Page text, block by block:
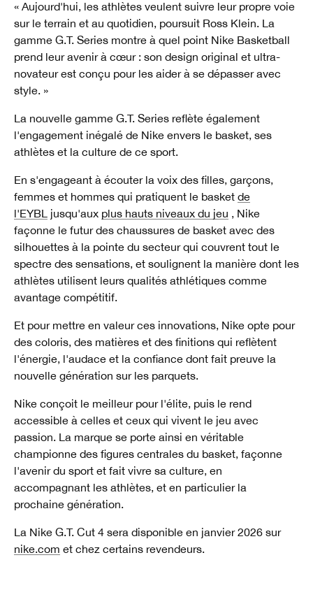
« Aujourd'hui, les athlètes veulent suivre leur propre voie
sur le terrain et au quotidien, poursuit Ross Klein. La
gamme G.T. Series montre à quel point Nike Basketball
prend leur avenir à cœur : son design original et ultra-
novateur est conçu pour les aider à se dépasser avec
style. »
La nouvelle gamme G.T. Series reflète également
l'engagement inégalé de Nike envers le basket, ses
athlètes et la culture de ce sport.
En s'engageant à écouter la voix des filles, garçons,
femmes et hommes qui pratiquent le basket de
l'EYBL
jusqu'aux plus hauts niveaux du jeu , Nike
façonne le futur des chaussures de basket avec des
silhouettes à la pointe du secteur qui couvrent tout le
spectre des sensations, et soulignent la manière dont les
athlètes utilisent leurs qualités athlétiques comme
avantage compétitif.
Et pour mettre en valeur ces innovations, Nike opte pour
des coloris, des matières et des finitions qui reflètent
l'énergie, l'audace et la confiance dont fait preuve la
nouvelle génération sur les parquets.
Nike conçoit le meilleur pour l'élite, puis le rend
accessible à celles et ceux qui vivent le jeu avec
passion. La marque se porte ainsi en véritable
championne des figures centrales du basket, façonne
l'avenir du sport et fait vivre sa culture, en
accompagnant les athlètes, et en particulier la
prochaine génération.
La Nike G.T. Cut 4 sera disponible en janvier 2026 sur
nike.com et chez certains revendeurs.